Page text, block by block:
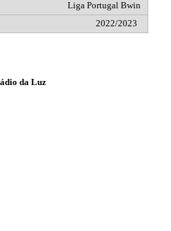
Liga Portugal Bwin
2022/2023
da Luz